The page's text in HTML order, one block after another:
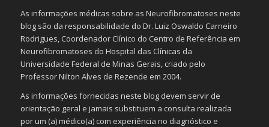
As informações médicas sobre as Neurofibromatoses neste
blog são da responsabilidade do Dr. Luiz Oswaldo Carneiro
Rodrigues, Coordenador Clínico do Centro de Referência em
Neurofibromatoses do Hospital das Clínicas da
Universidade Federal de Minas Gerais, criado pelo
Professor Nilton Alves de Rezende em 2004.
As informações fornecidas neste blog devem servir de
orientação geral e jamais substituem a consulta realizada
por um (a) médico(a) com experiência no diagnóstico e